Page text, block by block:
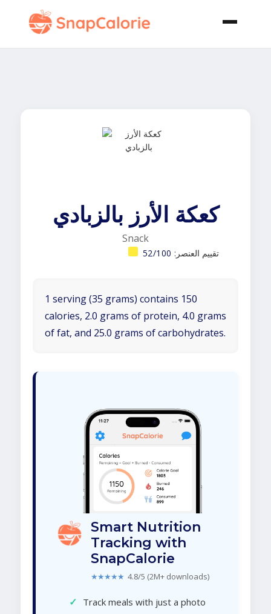
كعكة الأرز بالزبادي
Snack
تقييم العنصر: 52/100
1 serving (35 grams) contains 150
calories, 2.0 grams of protein, 4.0 grams
of fat, and 25.0 grams of carbohydrates.
Smart Nutrition
Tracking with
SnapCalorie
★★★★★ 4.8/5 (2M+ downloads)
✓ Track meals with just a photo